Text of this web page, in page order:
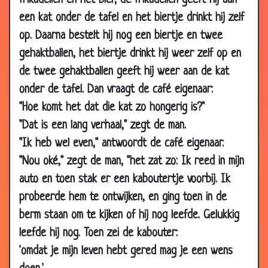
een kat onder de tafel en het biertje drinkt hij zelf
op. Daarna bestelt hij nog een biertje en twee
gehaktballen, het biertje drinkt hij weer zelf op en
de twee gehaktballen geeft hij weer aan de kat
onder de tafel. Dan vraagt de café eigenaar:
"Hoe komt het dat die kat zo hongerig is?"
"Dat is een lang verhaal," zegt de man.
"Ik heb wel even," antwoordt de café eigenaar.
"Nou oké," zegt de man, "het zat zo: Ik reed in mijn
auto en toen stak er een kaboutertje voorbij. Ik
probeerde hem te ontwijken, en ging toen in de
berm staan om te kijken of hij nog leefde. Gelukkig
leefde hij nog. Toen zei de kabouter:
'omdat je mijn leven hebt gered mag je een wens
2007
29 May
2007
24 May
2007
Ontroerd 3.60
21 May
2007
De frigo
21 May
2007
Golfen
21 May
2007
Onvoorwaardelijke liefde 3.74
14 May
2007
Eindelijk alleen 3.27
14 May
2007
Bekeerd 3.26